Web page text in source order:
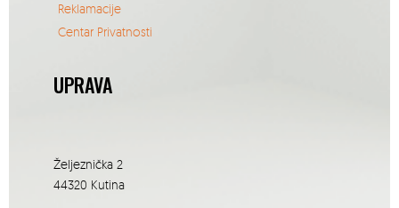
Reklamacije
Centar Privatnosti
UPRAVA
Željeznička 2
44320 Kutina